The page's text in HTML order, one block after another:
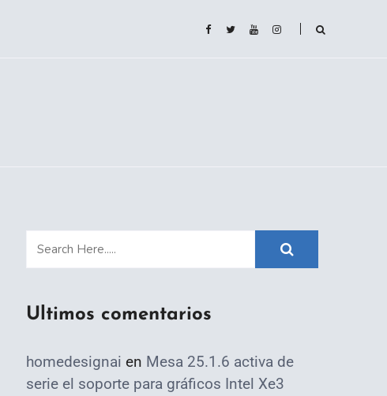
Ultimos comentarios
homedesignai en Mesa 25.1.6 activa de
serie el soporte para gráficos Intel Xe3